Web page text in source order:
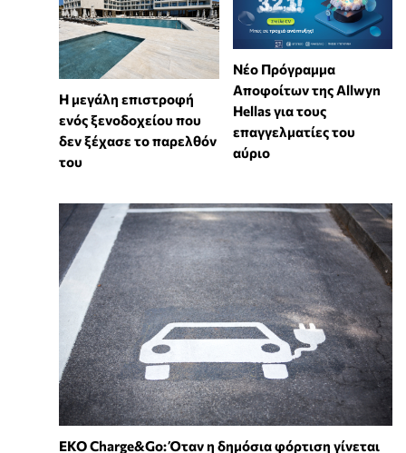
Η μεγάλη επιστροφή
ενός ξενοδοχείου που
δεν ξέχασε το παρελθόν
του
Νέο Πρόγραμμα
Αποφοίτων της Allwyn
Hellas για τους
επαγγελματίες του
αύριο
EKO Charge&Go: Όταν η δημόσια φόρτιση γίνεται